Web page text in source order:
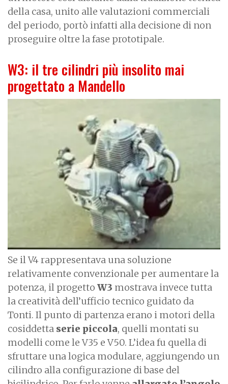
della casa, unito alle valutazioni commerciali
del periodo, portò infatti alla decisione di non
proseguire oltre la fase prototipale.
W3: il tre cilindri più insolito mai
progettato a Mandello
Se il V4 rappresentava una soluzione
relativamente convenzionale per aumentare la
potenza, il progetto W3 mostrava invece tutta
la creatività dell’ufficio tecnico guidato da
Tonti. Il punto di partenza erano i motori della
cosiddetta serie piccola, quelli montati su
modelli come le V35 e V50. L’idea fu quella di
sfruttare una logica modulare, aggiungendo un
cilindro alla configurazione di base del